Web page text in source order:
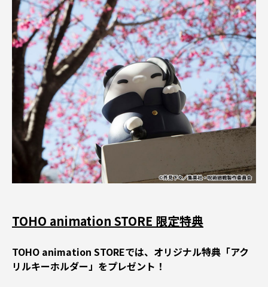
TOHO animation STORE 限定特典
TOHO animation STOREでは、オリジナル特典「アク
リルキーホルダー」をプレゼント！